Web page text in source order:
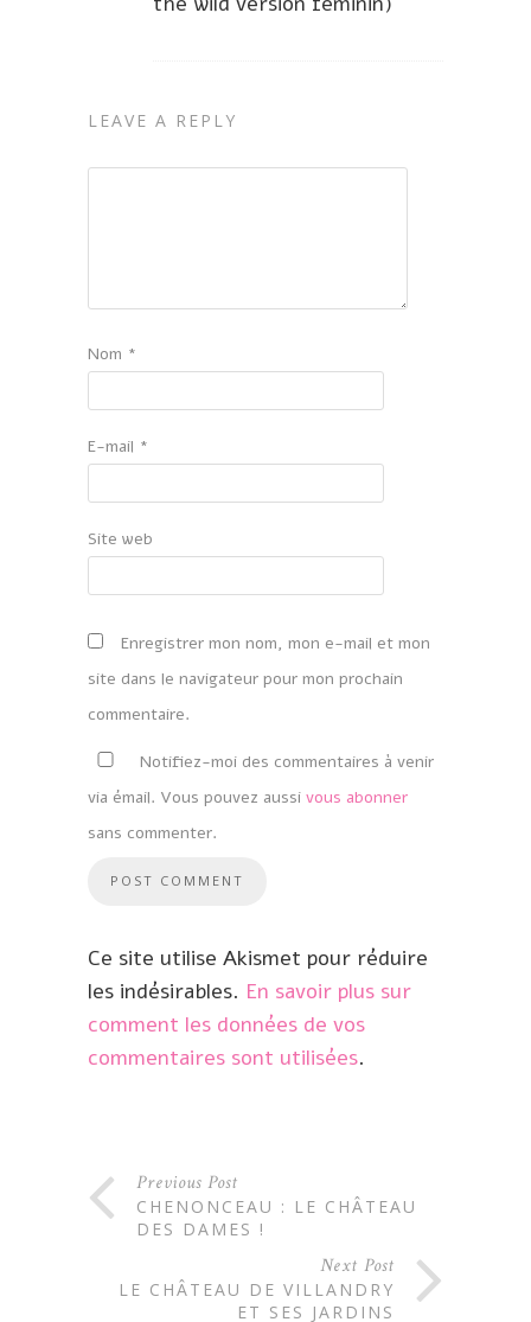
LEAVE A REPLY
Nom *
E-mail *
Site web
Enregistrer mon nom, mon e-mail et mon
site dans le navigateur pour mon prochain
commentaire.
Notifiez-moi des commentaires à venir
via émail. Vous pouvez aussi vous abonner
sans commenter.
Ce site utilise Akismet pour réduire
les indésirables. En savoir plus sur
comment les données de vos
commentaires sont utilisées.
Previous Post
CHENONCEAU : LE CHÂTEAU
DES DAMES !
Next Post
LE CHÂTEAU DE VILLANDRY
ET SES JARDINS